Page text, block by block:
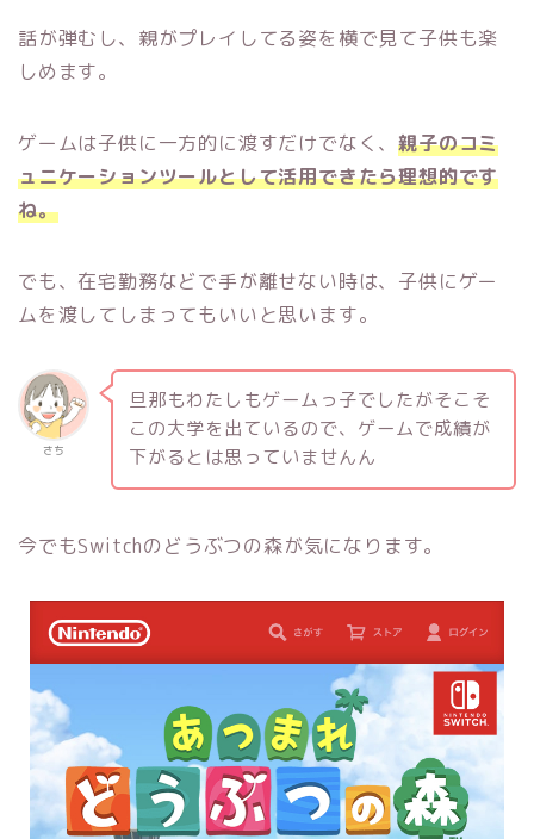
話が弾むし、親がプレイしてる姿を横で見て子供も楽
しめます。
ゲームは子供に一方的に渡すだけでなく、親子のコミ
ュニケーションツールとして活用できたら理想的です
ね。
でも、在宅勤務などで手が離せない時は、子供にゲー
ムを渡してしまってもいいと思います。
さち
旦那もわたしもゲームっ子でしたがそこそ
この大学を出ているので、ゲームで成績が
下がるとは思っていませんん
今でもSwitchのどうぶつの森が気になります。